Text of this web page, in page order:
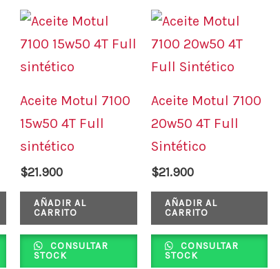
Aceite Motul 7100
15w50 4T Full
sintético
$21.900
AÑADIR AL
CARRITO
CONSULTAR
STOCK
Aceite Motul 7100
20w50 4T Full
Sintético
$21.900
AÑADIR AL
CARRITO
CONSULTAR
STOCK